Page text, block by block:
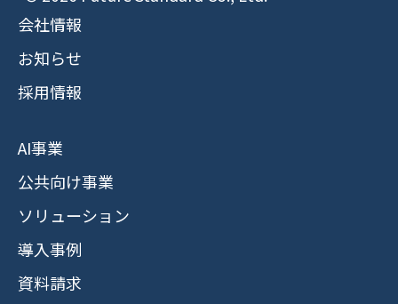
会社情報
お知らせ
採用情報
AI事業
公共向け事業
ソリューション
導入事例
資料請求